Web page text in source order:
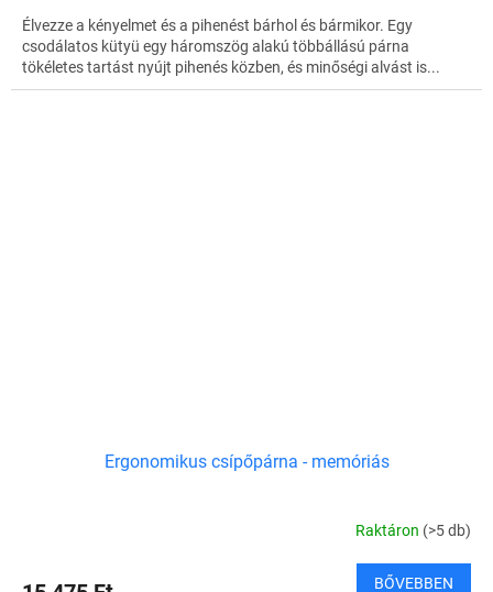
Élvezze a kényelmet és a pihenést bárhol és bármikor. Egy
csodálatos kütyü egy háromszög alakú többállású párna
tökéletes tartást nyújt pihenés közben, és minőségi alvást is...
Ergonomikus csípőpárna - memóriás
Raktáron (>5 db)
BŐVEBBEN